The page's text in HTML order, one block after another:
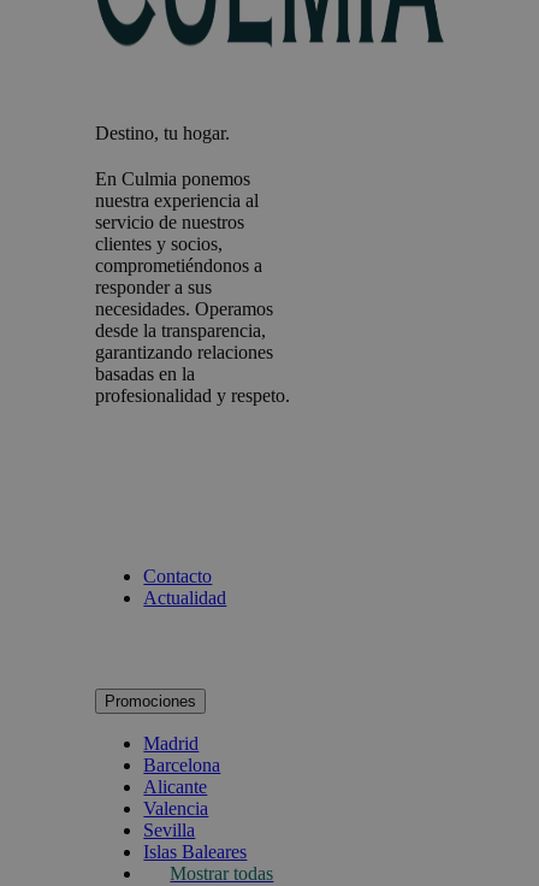
Destino, tu hogar.
En Culmia ponemos
nuestra experiencia al
servicio de nuestros
clientes y socios,
comprometiéndonos a
responder a sus
necesidades. Operamos
desde la transparencia,
garantizando relaciones
basadas en la
profesionalidad y respeto.
Contacto
Actualidad
Promociones
Madrid
Barcelona
Alicante
Valencia
Sevilla
Islas Baleares
Mostrar todas